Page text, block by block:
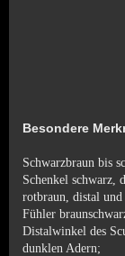
Besondere
Schwarzbraun bis
Schenkel schwarz,
rotbraun, distal
Fühler
Distalwinkel des
dunklen Adern;